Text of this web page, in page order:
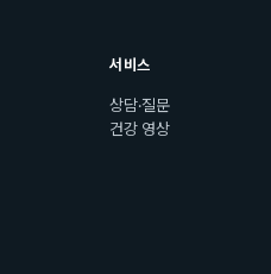
서비스
상담·질문
건강 영상